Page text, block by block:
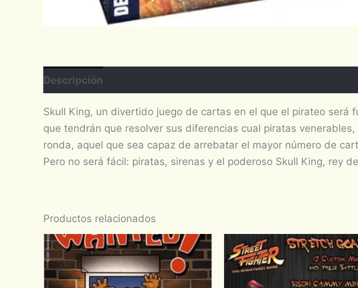
Descripción
Skull King, un divertido juego de cartas en el que el pirateo
que tendrán que resolver sus diferencias cual piratas
ronda, aquel que sea capaz de arrebatar el mayor número de
Pero no será fácil: piratas, sirenas y el poderoso Skull King, rey
Productos relacionados